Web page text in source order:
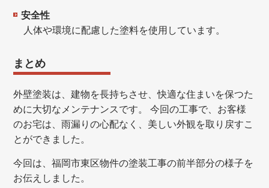
安全性
人体や環境に配慮した塗料を使用しています。
まとめ
外壁塗装は、建物を長持ちさせ、快適な住まいを保つた
めに大切なメンテナンスです。 今回の工事で、お客様
のお宅は、雨漏りの心配なく、美しい外観を取り戻すこ
とができました。
今回は、福岡市東区物件の塗装工事の前半部分の様子を
お伝えしました。